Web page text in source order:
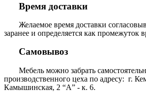
Время доставки
Желаемое время доставки
заранее и определяется как промежуток
Самовывоз
Мебель можно забрать
производственного цеха по адресу: г.
Камышинская, 2 “А” - к. 6.